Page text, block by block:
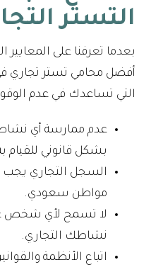
التستر
بعدما تعرفنا على المعايير
أفضل محامي تستر تجاري
التي تساعدك في عدم
عدم ممارسة أي نشاط
بشكل قانوني للقيام
السجل التجاري
مواطن سعودي.
لا تسمح لأي شخص
نشاطك التجاري.
اتباع الأنظمة